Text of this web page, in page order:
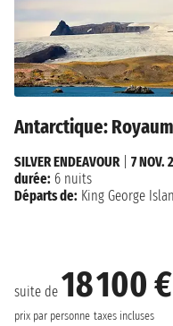
Antarctique:
suite de 18 100 €
prix par personne taxes incluses
SILVER ENDEAVOUR| 7 NOV.
durée: 6 nuits
Départs de: King George